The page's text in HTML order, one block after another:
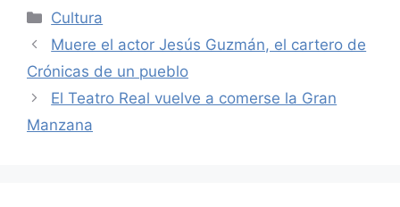
Categories
Cultura
Muere el actor Jesús Guzmán, el cartero de
Crónicas de un pueblo
El Teatro Real vuelve a comerse la Gran
Manzana